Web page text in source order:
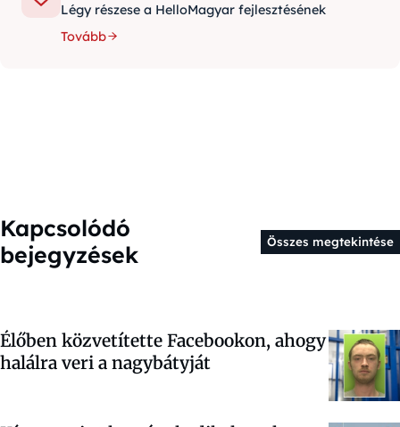
Légy részese a HelloMagyar fejlesztésének
Tovább
Kapcsolódó
bejegyzések
Összes megtekintése
Élőben közvetítette Facebookon, ahogy
halálra veri a nagybátyját